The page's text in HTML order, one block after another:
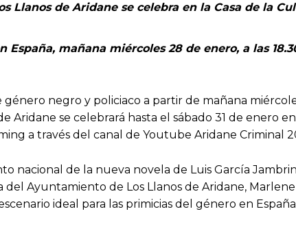
Llanos de Aridane se celebra en la Casa de la
mañana miércoles 28 de enero, a las
negro y policiaco a partir de mañana
Aridane se celebrará hasta el sábado 31 de enero
a través del canal de Youtube Aridane Criminal
nacional de la nueva novela de Luis García
Ayuntamiento de Los Llanos de Aridane,
ideal para las primicias del género en